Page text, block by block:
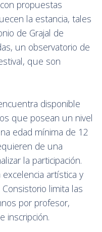
propuestas
la estancia, tales
de Grajal de
un observatorio de
que son
disponible
que posean un nivel
edad mínima de 12
de una
la participación.
artística y
limita las
por profesor,
inscripción.